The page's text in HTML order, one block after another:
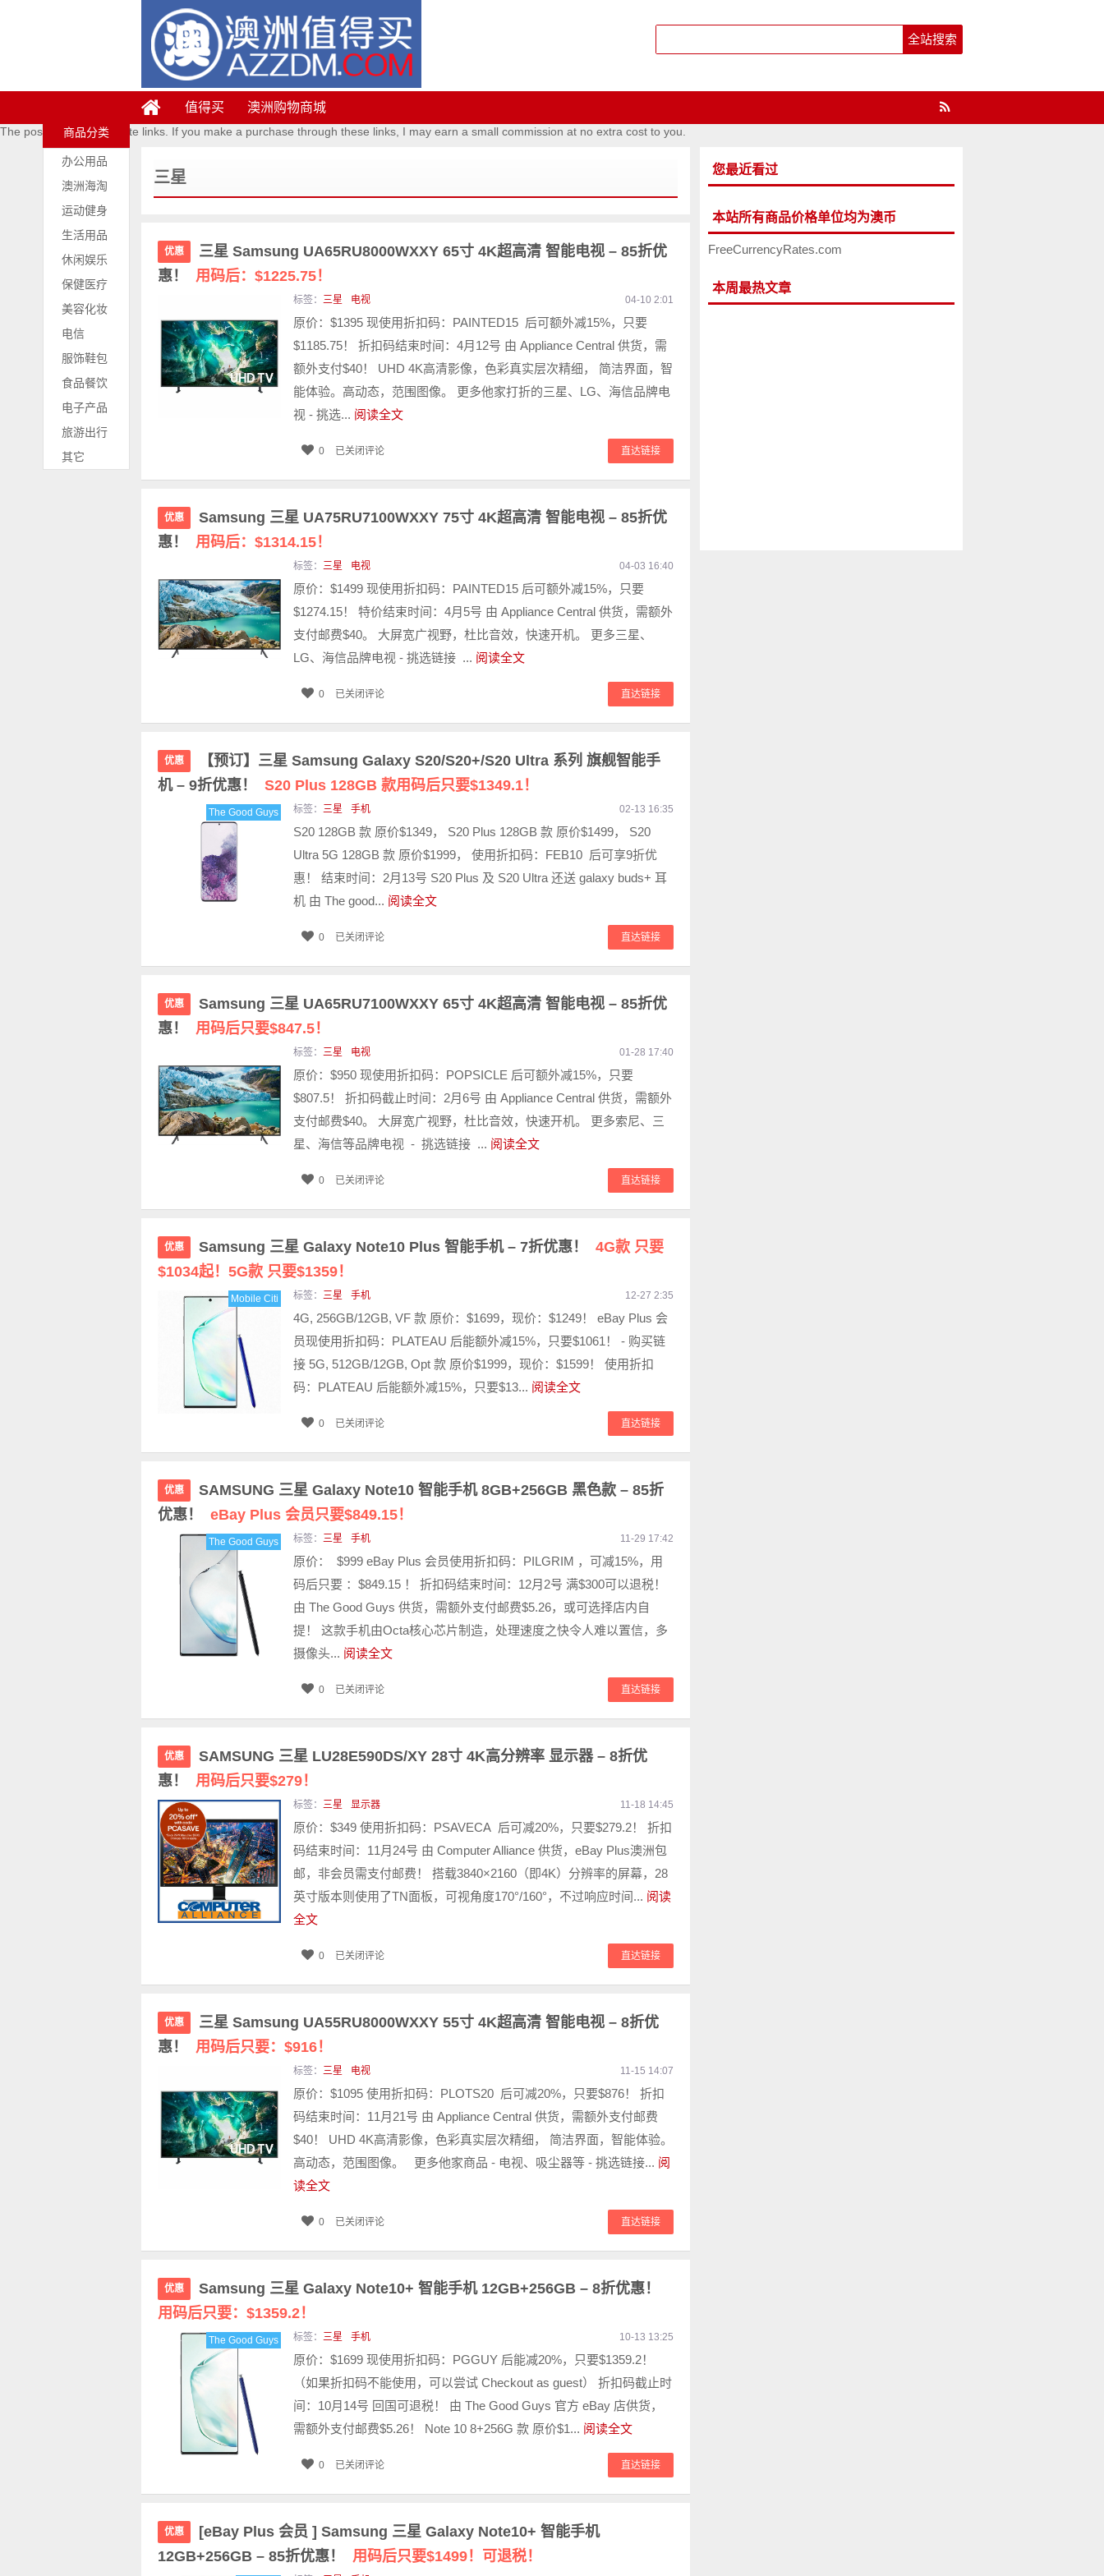
值得买 澳洲购物商城
The posts contains affiliate links. If you make a purchase through these links, I may earn a small commission at no extra cost to you.
商品分类
办公用品
澳洲海淘
运动健身
生活用品
休闲娱乐
保健医疗
美容化妆
电信
服饰鞋包
食品餐饮
电子产品
旅游出行
其它
三星
优惠
三星 Samsung UA65RU8000WXXY 65寸 4K超高清 智能电视 – 85折优
惠！
用码后：$1225.75！
标签： 三星 电视 04-10 2:01
原价：$1395 现使用折扣码：PAINTED15 后可额外减15%，只要
$1185.75！ 折扣码结束时间：4月12号 由 Appliance Central 供货，需
额外支付$40！ UHD 4K高清影像，色彩真实层次精细， 简洁界面，智
能体验。高动态，范围图像。 更多他家打折的三星、LG、海信品牌电
视 - 挑选... 阅读全文
直达链接
0 已关闭评论
优惠
Samsung 三星 UA75RU7100WXXY 75寸 4K超高清 智能电视 – 85折优
惠！
用码后：$1314.15！
标签： 三星 电视 04-03 16:40
原价：$1499 现使用折扣码：PAINTED15 后可额外减15%，只要
$1274.15！ 特价结束时间：4月5号 由 Appliance Central 供货，需额外
支付邮费$40。 大屏宽广视野，杜比音效，快速开机。 更多三星、
LG、海信品牌电视 - 挑选链接 ... 阅读全文
直达链接
0 已关闭评论
优惠
【预订】三星 Samsung Galaxy S20/S20+/S20 Ultra 系列 旗舰智能手
机 – 9折优惠！
S20 Plus 128GB 款用码后只要$1349.1！
The Good Guys 标签： 三星 手机 02-13 16:35
S20 128GB 款 原价$1349， S20 Plus 128GB 款 原价$1499， S20
Ultra 5G 128GB 款 原价$1999， 使用折扣码：FEB10 后可享9折优
惠！ 结束时间：2月13号 S20 Plus 及 S20 Ultra 还送 galaxy buds+ 耳
机 由 The good... 阅读全文
直达链接
0 已关闭评论
优惠
Samsung 三星 UA65RU7100WXXY 65寸 4K超高清 智能电视 – 85折优
惠！
用码后只要$847.5！
标签： 三星 电视 01-28 17:40
原价：$950 现使用折扣码：POPSICLE 后可额外减15%，只要
$807.5！ 折扣码截止时间：2月6号 由 Appliance Central 供货，需额外
支付邮费$40。 大屏宽广视野，杜比音效，快速开机。 更多索尼、三
星、海信等品牌电视 - 挑选链接 ... 阅读全文
直达链接
0 已关闭评论
优惠 Samsung 三星 Galaxy Note10 Plus 智能手机 – 7折优惠！
4G款 只要
$1034起！5G款 只要$1359！
Mobile Citi 标签： 三星 手机 12-27 2:35
4G, 256GB/12GB, VF 款 原价：$1699，现价：$1249！ eBay Plus 会
员现使用折扣码：PLATEAU 后能额外减15%，只要$1061！ - 购买链
接 5G, 512GB/12GB, Opt 款 原价$1999，现价：$1599！ 使用折扣
码：PLATEAU 后能额外减15%，只要$13... 阅读全文
直达链接
0 已关闭评论
优惠
SAMSUNG 三星 Galaxy Note10 智能手机 8GB+256GB 黑色款 – 85折
优惠！
eBay Plus 会员只要$849.15！
The Good Guys 标签： 三星 手机 11-29 17:42
原价： $999 eBay Plus 会员使用折扣码：PILGRIM ，可减15%，用
码后只要 ：$849.15 ！ 折扣码结束时间：12月2号 满$300可以退税！
由 The Good Guys 供货，需额外支付邮费$5.26，或可选择店内自
提！ 这款手机由Octa核心芯片制造，处理速度之快令人难以置信，多
摄像头... 阅读全文
直达链接
0 已关闭评论
优惠
SAMSUNG 三星 LU28E590DS/XY 28寸 4K高分辨率 显示器 – 8折优
惠！
用码后只要$279！
标签： 三星 显示器 11-18 14:45
原价：$349 使用折扣码：PSAVECA 后可减20%，只要$279.2！ 折扣
码结束时间：11月24号 由 Computer Alliance 供货，eBay Plus澳洲包
邮，非会员需支付邮费！ 搭载3840×2160（即4K）分辨率的屏幕，28
英寸版本则使用了TN面板，可视角度170°/160°，不过响应时间... 阅读
全文
直达链接
0 已关闭评论
优惠
三星 Samsung UA55RU8000WXXY 55寸 4K超高清 智能电视 – 8折优
惠！
用码后只要：$916！
标签： 三星 电视 11-15 14:07
原价：$1095 使用折扣码：PLOTS20 后可减20%，只要$876！ 折扣
码结束时间：11月21号 由 Appliance Central 供货，需额外支付邮费
$40！ UHD 4K高清影像，色彩真实层次精细， 简洁界面，智能体验。
高动态，范围图像。 更多他家商品 - 电视、吸尘器等 - 挑选链接... 阅
读全文
直达链接
0 已关闭评论
优惠
Samsung 三星 Galaxy Note10+ 智能手机 12GB+256GB – 8折优惠！
用码后只要：$1359.2！
The Good Guys 标签： 三星 手机 10-13 13:25
原价：$1699 现使用折扣码：PGGUY 后能减20%，只要$1359.2！
（如果折扣码不能使用，可以尝试 Checkout as guest） 折扣码截止时
间：10月14号 回国可退税！ 由 The Good Guys 官方 eBay 店供货，
需额外支付邮费$5.26！ Note 10 8+256G 款 原价$1... 阅读全文
直达链接
0 已关闭评论
优惠
[eBay Plus 会员 ] Samsung 三星 Galaxy Note10+ 智能手机
12GB+256GB – 85折优惠！
用码后只要$1499！可退税！
您最近看过
本站所有商品价格单位均为澳币
FreeCurrencyRates.com
本周最热文章